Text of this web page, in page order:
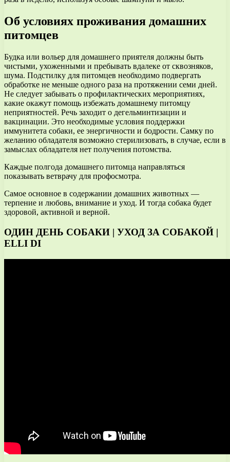
Об условиях проживания домашних
питомцев
Будка или вольер для домашнего приятеля должны быть
чистыми, ухоженными и пребывать вдалеке от сквозняков,
шума. Подстилку для питомцев необходимо подвергать
обработке не меньше одного раза на протяжении семи дней.
Не следует забывать о профилактических мероприятиях,
какие окажут помощь избежать домашнему питомцу
неприятностей. Речь заходит о дегельминтизации и
вакцинации. Это необходимые условия поддержки
иммунитета собаки, ее энергичности и бодрости. Самку по
желанию обладателя возможно стерилизовать, в случае, если в
замыслах обладателя нет получения потомства.
Каждые полгода домашнего питомца направляться
показывать ветврачу для профосмотра.
Самое основное в содержании домашних животных —
терпение и любовь, внимание и уход. И тогда собака будет
здоровой, активной и верной.
ОДИН ДЕНЬ СОБАКИ | УХОД ЗА СОБАКОЙ |
ELLI DI